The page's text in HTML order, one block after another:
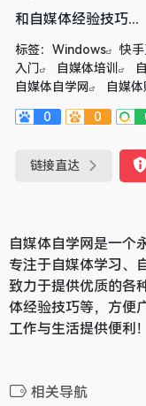
和自媒体经验技巧...
标签： Windows 快
入门
自媒体培训
自媒体自学网
自媒
0 0
链接直达
自媒体自学网是一个
专注于自媒体学习、
致力于提供优质的各
体经验技巧等，方便
工作与生活提供便利！
相关导航